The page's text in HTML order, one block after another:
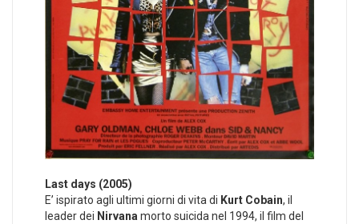
Last days (2005)
E’ ispirato agli ultimi giorni di vita di Kurt Cobain, il
leader dei Nirvanamorto suicida nel 1994, il film del